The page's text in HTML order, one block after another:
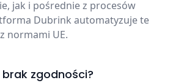
jak i pośrednie z procesów
Dubrink automatyzuje te
normami UE.
zgodności?